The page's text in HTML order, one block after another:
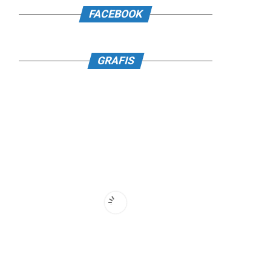
FACEBOOK
GRAFIS